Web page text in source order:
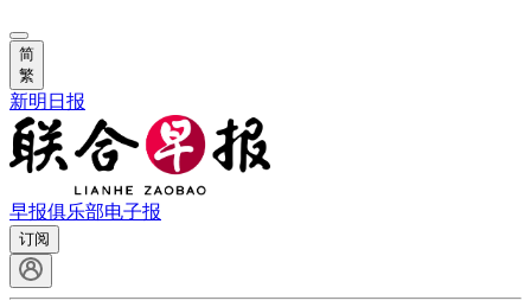
简
繁
新明日报
早报俱乐部电子报
订阅